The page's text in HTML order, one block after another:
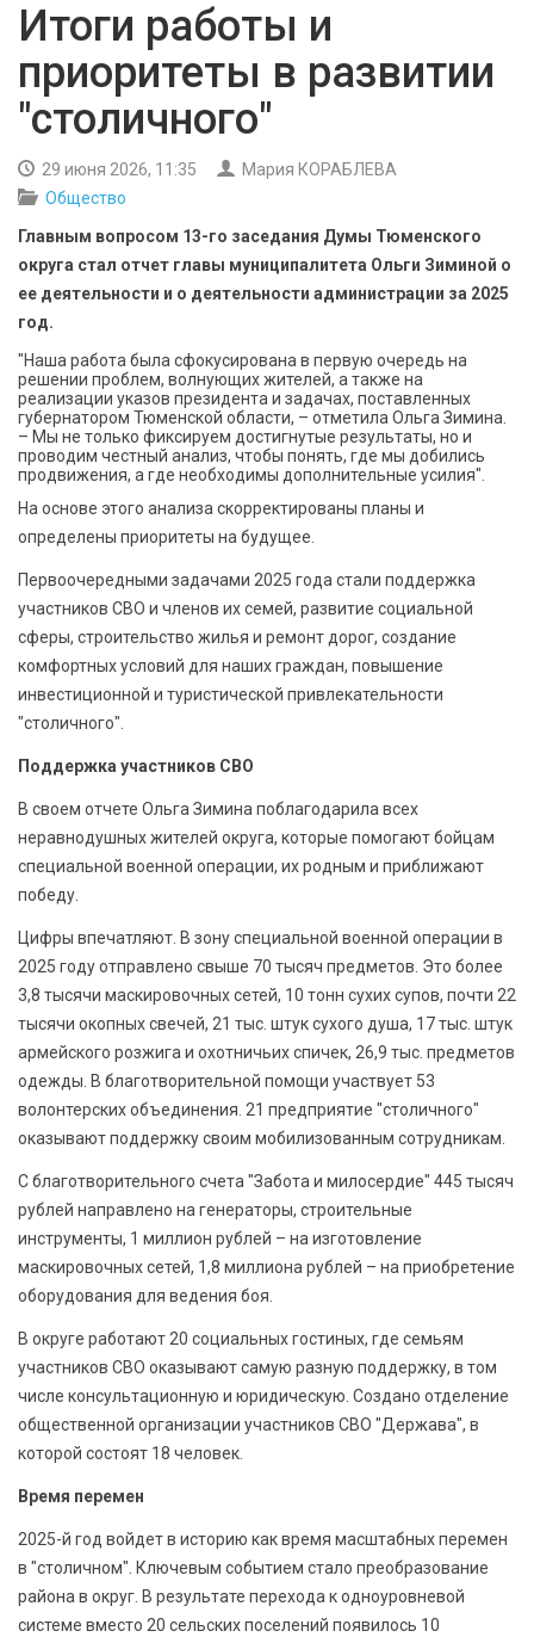
Итоги работы и
приоритеты в развитии
"столичного"
29 июня 2026, 11:35
Мария КОРАБЛЕВА
Общество
Главным вопросом 13-го заседания Думы Тюменского
округа стал отчет главы муниципалитета Ольги Зиминой о
ее деятельности и о деятельности администрации за 2025
год.
"Наша работа была сфокусирована в первую очередь на
решении проблем, волнующих жителей, а также на
реализации указов президента и задачах, поставленных
губернатором Тюменской области, – отметила Ольга Зимина.
– Мы не только фиксируем достигнутые результаты, но и
проводим честный анализ, чтобы понять, где мы добились
продвижения, а где необходимы дополнительные усилия".
На основе этого анализа скорректированы планы и
определены приоритеты на будущее.
Первоочередными задачами 2025 года стали поддержка
участников СВО и членов их семей, развитие социальной
сферы, строительство жилья и ремонт дорог, создание
комфортных условий для наших граждан, повышение
инвестиционной и туристической привлекательности
"столичного".
Поддержка участников СВО
В своем отчете Ольга Зимина поблагодарила всех
неравнодушных жителей округа, которые помогают бойцам
специальной военной операции, их родным и приближают
победу.
Цифры впечатляют. В зону специальной военной операции в
2025 году отправлено свыше 70 тысяч предметов. Это более
3,8 тысячи маскировочных сетей, 10 тонн сухих супов, почти 22
тысячи окопных свечей, 21 тыс. штук сухого душа, 17 тыс. штук
армейского розжига и охотничьих спичек, 26,9 тыс. предметов
одежды. В благотворительной помощи участвует 53
волонтерских объединения. 21 предприятие "столичного"
оказывают поддержку своим мобилизованным сотрудникам.
С благотворительного счета "Забота и милосердие" 445 тысяч
рублей направлено на генераторы, строительные
инструменты, 1 миллион рублей – на изготовление
маскировочных сетей, 1,8 миллиона рублей – на приобретение
оборудования для ведения боя.
В округе работают 20 социальных гостиных, где семьям
участников СВО оказывают самую разную поддержку, в том
числе консультационную и юридическую. Создано отделение
общественной организации участников СВО "Держава", в
которой состоят 18 человек.
Время перемен
2025-й год войдет в историю как время масштабных перемен
в "столичном". Ключевым событием стало преобразование
района в округ. В результате перехода к одноуровневой
системе вместо 20 сельских поселений появилось 10